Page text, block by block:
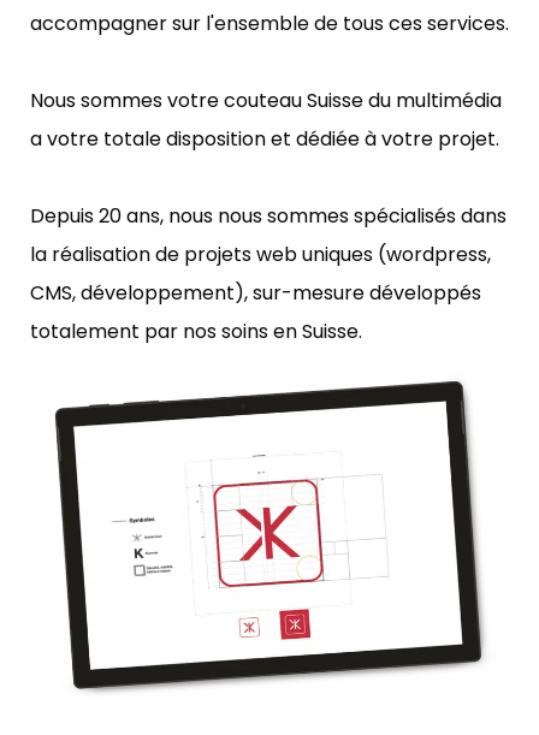
accompagner sur l'ensemble de tous ces services.
Nous sommes votre couteau Suisse du multimédia
a votre totale disposition et dédiée à votre projet.
Depuis 20 ans, nous nous sommes spécialisés dans
la réalisation de projets web uniques (wordpress,
CMS, développement), sur-mesure développés
totalement par nos soins en Suisse.